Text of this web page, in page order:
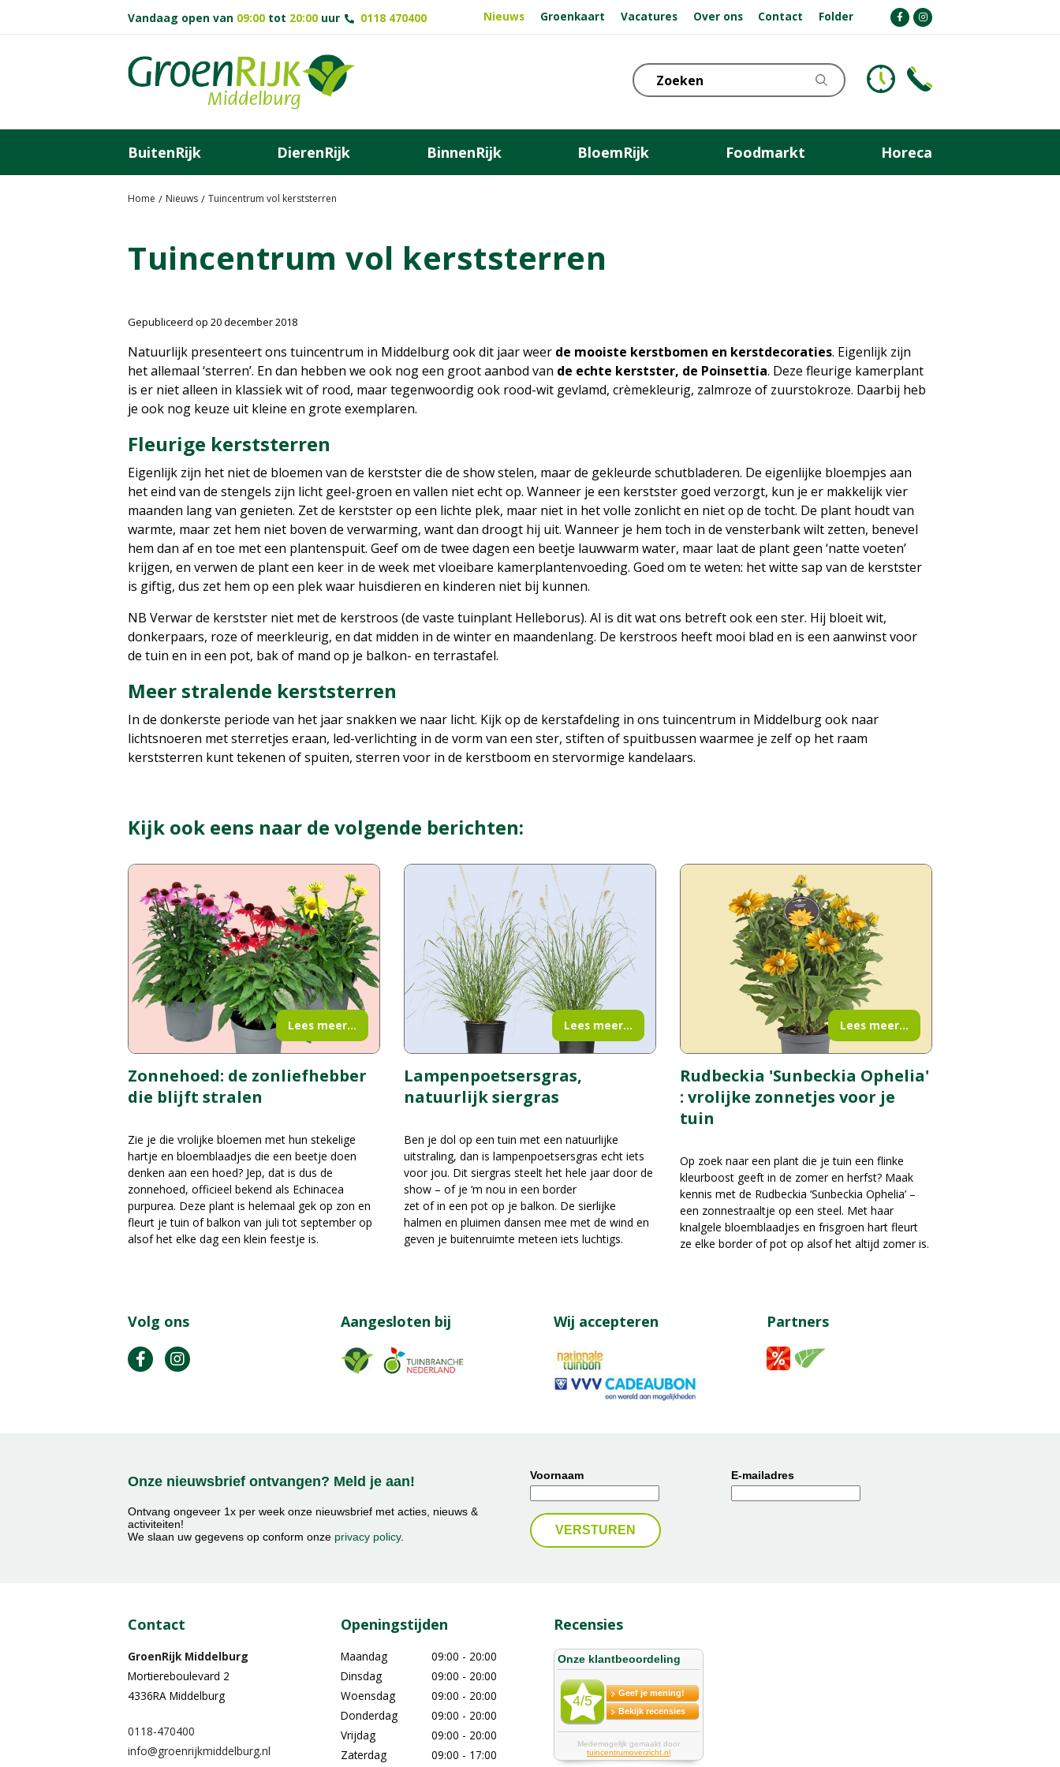
t
Home Nieuws Tuincentrum vol kerststerren
Vandaag open van 09:00 tot 20:00 uur 0118 470400 Nieuws Groenkaart Vacatures Over ons Contact Folder
BuitenRijk DierenRijk BinnenRijk BloemRijk Foodmarkt Horeca
Tuincentrum vol kerststerren
Gepubliceerd op 20 december 2018
Natuurlijk presenteert ons tuincentrum in Middelburg ook dit jaar weer de mooiste kerstbomen en kerstdecoraties. Eigenlijk zijn
het allemaal ‘sterren’. En dan hebben we ook nog een groot aanbod van de echte kerstster, de Poinsettia. Deze fleurige kamerplant
is er niet alleen in klassiek wit of rood, maar tegenwoordig ook rood-wit gevlamd, crèmekleurig, zalmroze of zuurstokroze. Daarbij heb
je ook nog keuze uit kleine en grote exemplaren.
Fleurige kerststerren
Eigenlijk zijn het niet de bloemen van de kerstster die de show stelen, maar de gekleurde schutbladeren. De eigenlijke bloempjes aan
het eind van de stengels zijn licht geel-groen en vallen niet echt op. Wanneer je een kerstster goed verzorgt, kun je er makkelijk vier
maanden lang van genieten. Zet de kerstster op een lichte plek, maar niet in het volle zonlicht en niet op de tocht. De plant houdt van
warmte, maar zet hem niet boven de verwarming, want dan droogt hij uit. Wanneer je hem toch in de vensterbank wilt zetten, benevel
hem dan af en toe met een plantenspuit. Geef om de twee dagen een beetje lauwwarm water, maar laat de plant geen ‘natte voeten’
krijgen, en verwen de plant een keer in de week met vloeibare kamerplantenvoeding. Goed om te weten: het witte sap van de kerstster
is giftig, dus zet hem op een plek waar huisdieren en kinderen niet bij kunnen.
NB Verwar de kerstster niet met de kerstroos (de vaste tuinplant Helleborus). Al is dit wat ons betreft ook een ster. Hij bloeit wit,
donkerpaars, roze of meerkleurig, en dat midden in de winter en maandenlang. De kerstroos heeft mooi blad en is een aanwinst voor
de tuin en in een pot, bak of mand op je balkon- en terrastafel.
Meer stralende kerststerren
In de donkerste periode van het jaar snakken we naar licht. Kijk op de kerstafdeling in ons tuincentrum in Middelburg ook naar
lichtsnoeren met sterretjes eraan, led-verlichting in de vorm van een ster, stiften of spuitbussen waarmee je zelf op het raam
kerststerren kunt tekenen of spuiten, sterren voor in de kerstboom en stervormige kandelaars.
Kijk ook eens naar de volgende berichten:
Zonnehoed: de zonliefhebber
die blijft stralen
Zie je die vrolijke bloemen met hun stekelige
hartje en bloemblaadjes die een beetje doen
denken aan een hoed? Jep, dat is dus de
zonnehoed, officieel bekend als Echinacea
purpurea. Deze plant is helemaal gek op zon en
fleurt je tuin of balkon van juli tot september op
alsof het elke dag een klein feestje is.
Lees meer...
Lampenpoetsersgras,
natuurlijk siergras
Ben je dol op een tuin met een natuurlijke
uitstraling, dan is lampenpoetsersgras echt iets
voor jou. Dit siergras steelt het hele jaar door de
show – of je ‘m nou in een border
zet of in een pot op je balkon. De sierlijke
halmen en pluimen dansen mee met de wind en
geven je buitenruimte meteen iets luchtigs.
Lees meer...
Rudbeckia 'Sunbeckia Ophelia'
: vrolijke zonnetjes voor je
tuin
Op zoek naar een plant die je tuin een flinke
kleurboost geeft in de zomer en herfst? Maak
kennis met de Rudbeckia ‘Sunbeckia Ophelia’ –
een zonnestraaltje op een steel. Met haar
knalgele bloemblaadjes en frisgroen hart fleurt
ze elke border of pot op alsof het altijd zomer is.
Lees meer...
Volg ons Aangesloten bij Wij accepteren Partners
Onze nieuwsbrief ontvangen? Meld je aan!
Ontvang ongeveer 1x per week onze nieuwsbrief met acties, nieuws &
activiteiten!
We slaan uw gegevens op conform onze privacy policy.
Voornaam E-mailadres
Contact
GroenRijk Middelburg​
Mortiereboulevard 2
4336RA Middelburg
0118-470400
info@groenrijkmiddelburg.nl
Openingstijden
Maandag
09:00 - 20:00
Dinsdag
09:00 - 20:00
Woensdag
09:00 - 20:00
Donderdag
09:00 - 20:00
Vrijdag
09:00 - 20:00
Zaterdag
09:00 - 17:00
Recensies